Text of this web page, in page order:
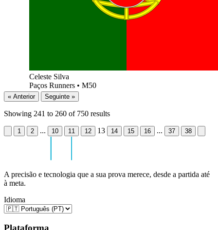
Celeste Silva
Paços Runners • M50
« Anterior Seguinte »
Showing 241 to 260 of 750 results
1 2 ... 10 11 12 13 14 15 16 ... 37 38
A precisão e tecnologia que a sua prova merece, desde a partida até
à meta.
Idioma
Plataforma